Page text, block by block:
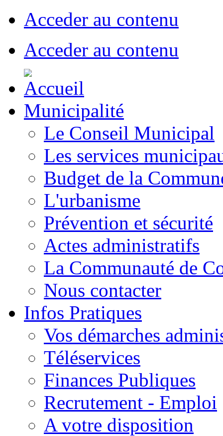
Acceder au contenu
Acceder au contenu
Municipalité
Le Conseil Municipal
Les services
Budget de la
L'urbanisme
Prévention et sécurité
Actes administratifs
La Communauté de
Nous contacter
Infos Pratiques
Vos démarches
Téléservices
Finances Publiques
Recrutement - Emploi
A votre disposition